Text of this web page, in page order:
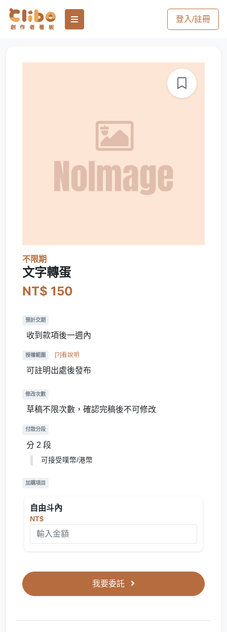
登入/註冊
不限期
文字轉蛋
NT$ 150
預計交期
收到款項後一週內
授權範圍 [?]看說明
可註明出處後發布
修改次數
草稿不限次數，確認完稿後不可修改
付款分段
分 2 段
可接受噗幣/港幣
加購項目
自由斗內
NT$
我要委託